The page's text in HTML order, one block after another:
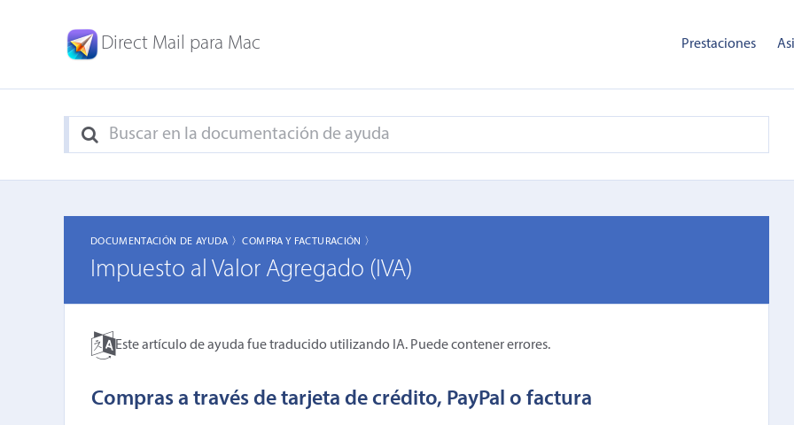
Direct Mail para Mac Prestaciones
DOCUMENTACIÓN DE AYUDA 〉COMPRA Y FACTURACIÓN 〉
Impuesto al Valor Agregado (IVA)
Este artículo de ayuda fue traducido utilizando IA. Puede contener errores.
Compras a través de tarjeta de crédito, PayPal o factura